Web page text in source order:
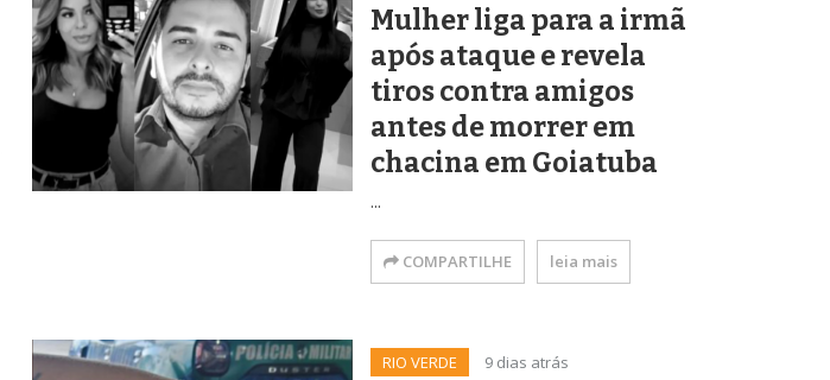
Mulher liga para a irmã
após ataque e revela
tiros contra amigos
antes de morrer em
chacina em Goiatuba
...
COMPARTILHE leia mais
RIO VERDE 9 dias atrás